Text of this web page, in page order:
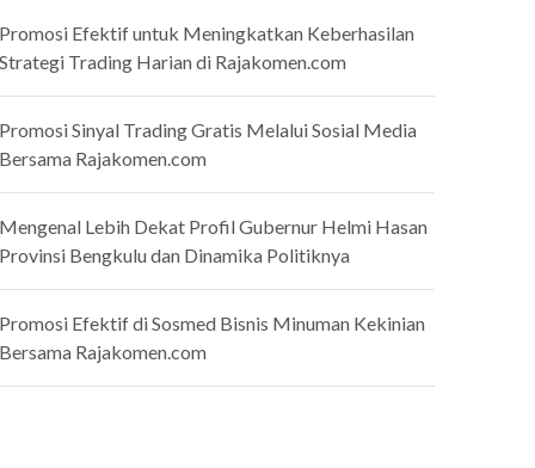
Efektif untuk Meningkatkan Keberhasilan
Trading Harian di Rajakomen.com
Sinyal Trading Gratis Melalui Sosial Media
Rajakomen.com
Lebih Dekat Profil Gubernur Helmi Hasan
Bengkulu dan Dinamika Politiknya
Efektif di Sosmed Bisnis Minuman Kekinian
Rajakomen.com